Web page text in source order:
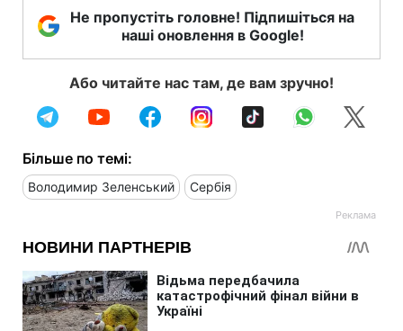
Не пропустіть головне! Підпишіться на
наші оновлення в Google!
Або читайте нас там, де вам зручно!
Більше по темі:
Володимир Зеленський Сербія